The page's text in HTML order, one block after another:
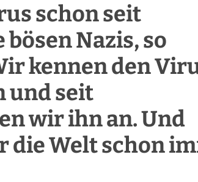
schon seit
Nazis, so
kennen den
und seit
wir ihn an. Und
die Welt schon